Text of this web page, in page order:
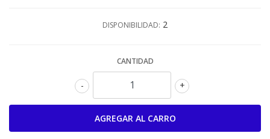
DISPONIBILIDAD: 2
CANTIDAD
+
-